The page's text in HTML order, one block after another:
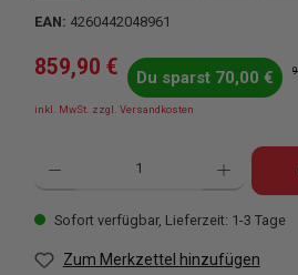
EAN: 4260442048961
859,90 € Du sparst 70,00 €
inkl. MwSt. zzgl. Versandkosten
Produkt Anzahl: Gib den gewünschten Wert
Sofort verfügbar, Lieferzeit: 1-3 Tage
Zum Merkzettel hinzufügen